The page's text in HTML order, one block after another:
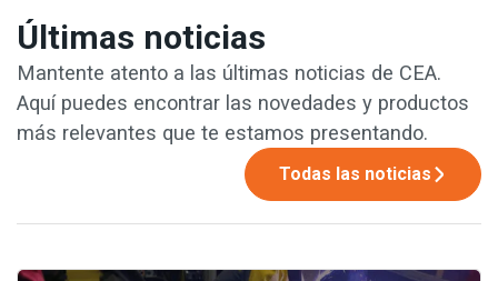
Últimas noticias
Mantente atento a las últimas noticias de CEA.
Aquí puedes encontrar las novedades y productos
más relevantes que te estamos presentando.
Todas las noticias